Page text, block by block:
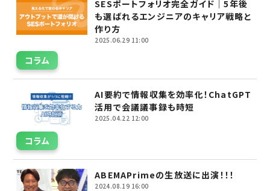
SESポートフォリオ完全ガイド｜5年後
も選ばれるエンジニアのキャリア戦略と
作り方
2025.06.29 11:00
コラム
AI要約で情報収集を効率化！ChatGPT
活用で会議議事録も時短
2025.04.22 12:00
コラム
ABEMAPrimeの生放送に出演！！！
2024.08.19 16:00